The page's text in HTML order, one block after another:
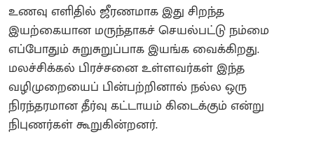
உணவு எளிதில் ஜீரணமாக இது சிறந்த
இயற்கையான மருந்தாகச் செயல்பட்டு நம்மை
எப்போதும் சுறுசுறுப்பாக இயங்க வைக்கிறது.
மலச்சிக்கல் பிரச்சனை உள்ளவர்கள் இந்த
வழிமுறையைப் பின்பற்றினால் நல்ல ஒரு
நிரந்தரமான தீர்வு கட்டாயம் கிடைக்கும் என்று
நிபுணர்கள் கூறுகின்றனர்.